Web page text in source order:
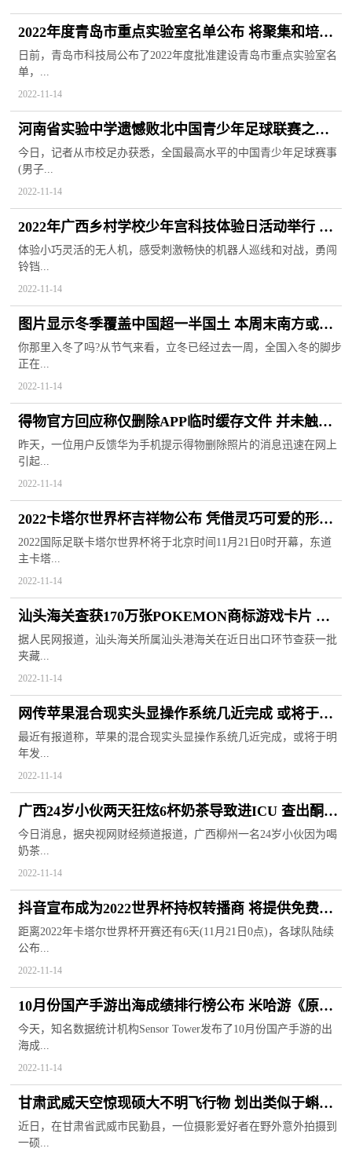
2022年度青岛市重点实验室名单公布 将聚集和培养
优秀科技人才
日前，青岛市科技局公布了2022年度批准建设青岛市重点实验室名
单，...
2022-11-14
河南省实验中学遗憾败北中国青少年足球联赛之旅
不敌成都蓉城棠外
今日，记者从市校足办获悉，全国最高水平的中国青少年足球赛事
(男子...
2022-11-14
2022年广西乡村学校少年宫科技体验日活动举行 由
三个板块组成
体验小巧灵活的无人机，感受刺激畅快的机器人巡线和对战，勇闯
铃铛...
2022-11-14
图片显示冬季覆盖中国超一半国土 本周末南方或将
迎来垮塌式降温
你那里入冬了吗?从节气来看，立冬已经过去一周，全国入冬的脚步
正在...
2022-11-14
得物官方回应称仅删除APP临时缓存文件 并未触碰
用户其他隐私
昨天，一位用户反馈华为手机提示得物删除照片的消息迅速在网上
引起...
2022-11-14
2022卡塔尔世界杯吉祥物公布 凭借灵巧可爱的形象
收获大批粉丝
2022国际足联卡塔尔世界杯将于北京时间11月21日0时开幕，东道
主卡塔...
2022-11-14
汕头海关查获170万张POKEMON商标游戏卡片 确
认为侵权货物
据人民网报道，汕头海关所属汕头港海关在近日出口环节查获一批
夹藏...
2022-11-14
网传苹果混合现实头显操作系统几近完成 或将于明
年正式亮相
最近有报道称，苹果的混合现实头显操作系统几近完成，或将于明
年发...
2022-11-14
广西24岁小伙两天狂炫6杯奶茶导致进ICU 查出酮症
酸中毒等疾病
今日消息，据央视网财经频道报道，广西柳州一名24岁小伙因为喝
奶茶...
2022-11-14
抖音宣布成为2022世界杯持权转播商 将提供免费版
4K超高清直播
距离2022年卡塔尔世界杯开赛还有6天(11月21日0点)，各球队陆续
公布...
2022-11-14
10月份国产手游出海成绩排行榜公布 米哈游《原
神》仍稳居榜首
今天，知名数据统计机构Sensor Tower发布了10月份国产手游的出
海成...
2022-11-14
甘肃武威天空惊现硕大不明飞行物 划出类似于蝌蚪
形状的奇观
近日，在甘肃省武威市民勤县，一位摄影爱好者在野外意外拍摄到
一硕...